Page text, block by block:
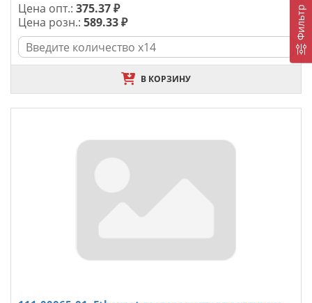
Фильтр
Цена опт.: 375.37 ₽
Цена розн.: 589.33 ₽
В КОРЗИНУ